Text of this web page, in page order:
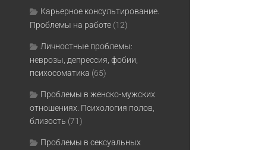
Карьерное консультирование.
Проблемы на работе (12)
Личностные проблемы:
неврозы, депрессия, фобии,
психосоматика (65)
Проблемы в женско-мужских
отношениях. Психология полов,
близость (71)
Проблемы в сексуальных